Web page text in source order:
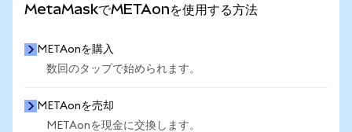
MetaMaskでMETAonを使用する方法
METAonを購入
数回のタップで始められます。
METAonを売却
METAonを現金に交換します。